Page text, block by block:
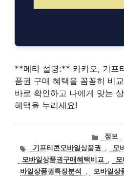
**메타 설명:** 카카오, 기프
품권 구매 혜택을 꼼꼼히 비
바로 확인하고 나에게 맞는
혜택을 누리세요!
카
테
고
리
정보
태
그
기프티콘모바일상품권 , 모
모바일상품권구매혜택비교
,
바일상품권특징분석
, 모바일상